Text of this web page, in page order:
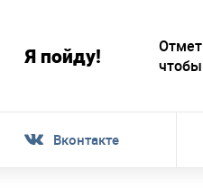
Я пойду!
Вконтакте